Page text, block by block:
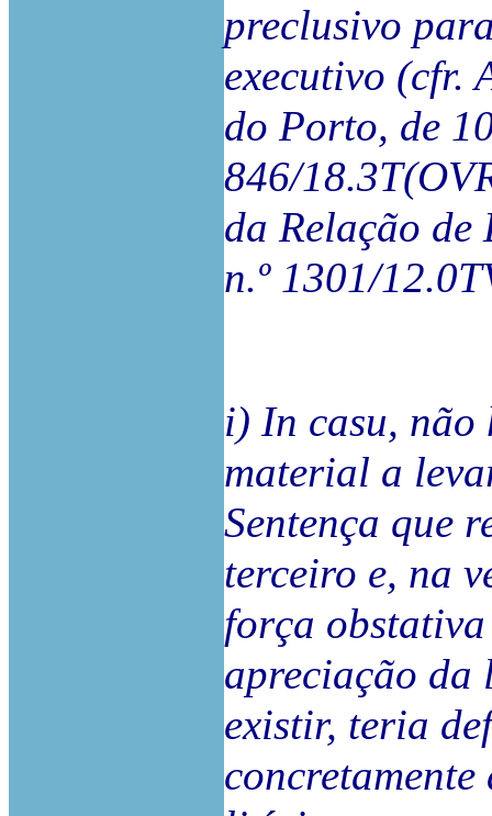
preclusivo
executivo (cfr.
do Porto, de
846/
da Relação de
n.º 1301/
i) In casu, não
material a
Sentença que
terceiro e, na
força
apreciação da
existir, teria